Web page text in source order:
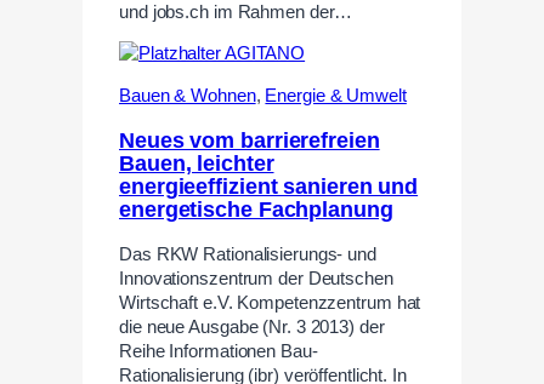
und jobs.ch im Rahmen der…
Bauen & Wohnen, Energie & Umwelt
Neues vom barrierefreien
Bauen, leichter
energieeffizient sanieren und
energetische Fachplanung
Das RKW Rationalisierungs- und
Innovationszentrum der Deutschen
Wirtschaft e.V. Kompetenzzentrum hat
die neue Ausgabe (Nr. 3 2013) der
Reihe Informationen Bau-
Rationalisierung (ibr) veröffentlicht. In